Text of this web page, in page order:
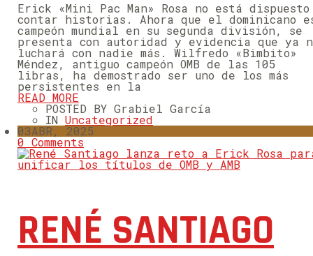
Erick «Mini Pac Man» Rosa no está
contar historias. Ahora que el dominicano
campeón mundial en su segunda división, se
presenta con autoridad y evidencia que ya
luchará con nadie más. Wilfredo «Bimbito»
Méndez, antiguo campeón OMB de las 105
libras, ha demostrado ser uno de los más
persistentes en la
READ MORE
POSTED BY Grabiel García
IN Uncategorized
03ABR, 2025
0 Comments
RENÉ SANTIAGO